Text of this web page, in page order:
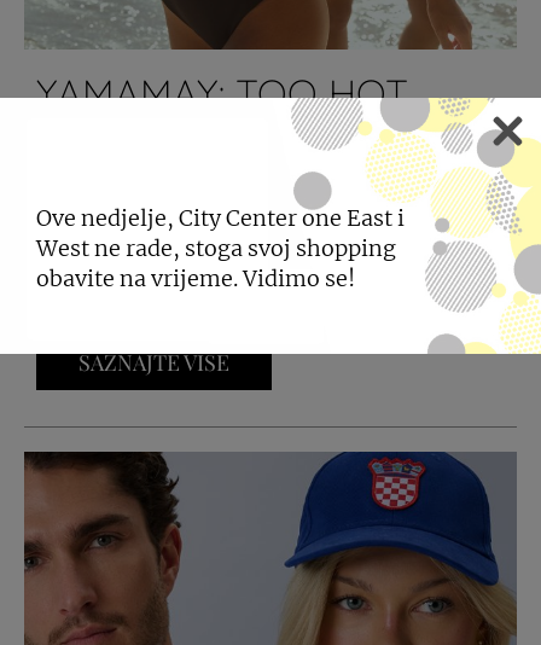
YAMAMAY: TOO HOT
Yamamay bira Portoriko - kao pozadinu za novu
komunikacijsku kampanju posvećenu kolekciji
SAZNAJTE VIŠE
Ove nedjelje, City Center one East i
West ne rade, stoga svoj shopping
obavite na vrijeme. Vidimo se!